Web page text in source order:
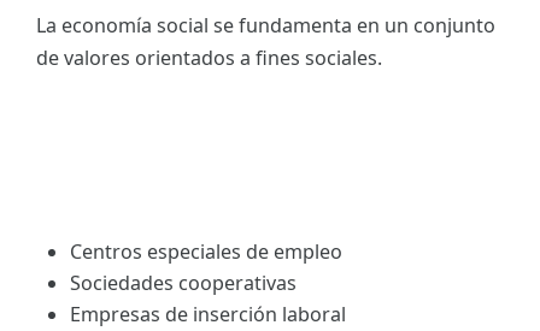
La economía social se fundamenta en un conjunto
de valores orientados a fines sociales.
Centros especiales de empleo
Sociedades cooperativas
Empresas de inserción laboral